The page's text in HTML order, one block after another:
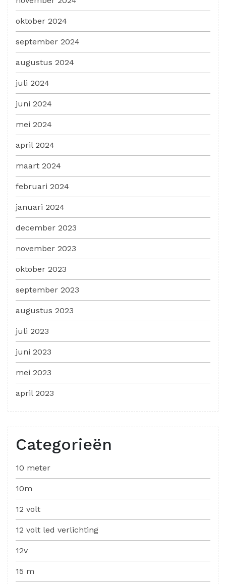
oktober 2024
september 2024
augustus 2024
juli 2024
juni 2024
mei 2024
april 2024
maart 2024
februari 2024
januari 2024
december 2023
november 2023
oktober 2023
september 2023
augustus 2023
juli 2023
juni 2023
mei 2023
april 2023
Categorieën
10 meter
10m
12 volt
12 volt led verlichting
12v
15 m